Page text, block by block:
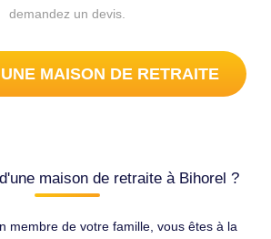
demandez un devis.
MAISON DE RETRAITE
maison de retraite à Bihorel ?
membre de votre famille, vous êtes à la